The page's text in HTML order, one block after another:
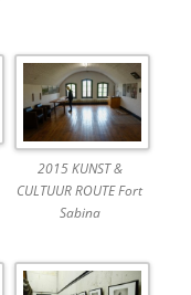
2015 KUNST &
CULTUUR ROUTE Fort
Sabina